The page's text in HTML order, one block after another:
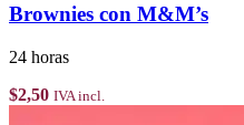
Brownies con M&M’s
24 horas
$2,50 IVA incl.